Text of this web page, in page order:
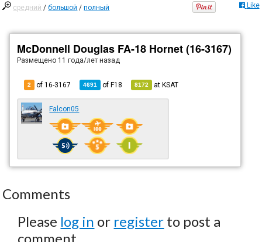
средний /большой /полный Like
McDonnell Douglas FA-18 Hornet (16-3167)
Размещено 11 года/лет назад
2 of 16-3167 4691 ofF18 8172 atKSAT
Falcon05
Comments
Please log in or register to post a
comment.